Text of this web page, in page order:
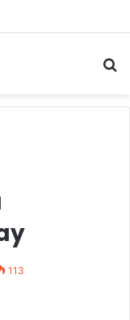
113